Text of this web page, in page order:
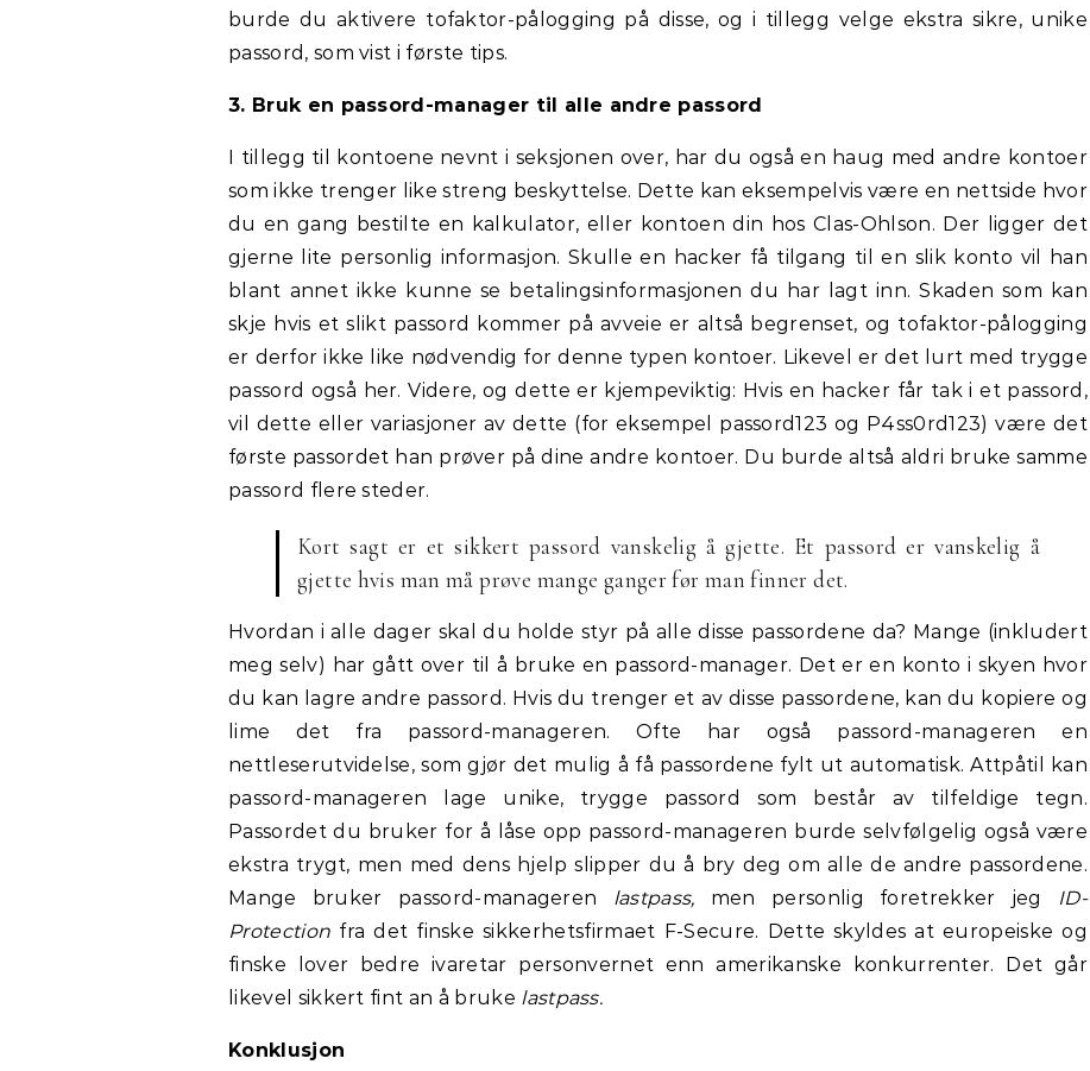
burde du aktivere tofaktor-pålogging på disse, og i tillegg velge ekstra sikre, unike
passord, som vist i første tips.
3. Bruk en passord-manager til alle andre passord
I tillegg til kontoene nevnt i seksjonen over, har du også en haug med andre kontoer
som ikke trenger like streng beskyttelse. Dette kan eksempelvis være en nettside hvor
du en gang bestilte en kalkulator, eller kontoen din hos Clas-Ohlson. Der ligger det
gjerne lite personlig informasjon. Skulle en hacker få tilgang til en slik konto vil han
blant annet ikke kunne se betalingsinformasjonen du har lagt inn. Skaden som kan
skje hvis et slikt passord kommer på avveie er altså begrenset, og tofaktor-pålogging
er derfor ikke like nødvendig for denne typen kontoer. Likevel er det lurt med trygge
passord også her. Videre, og dette er kjempeviktig: Hvis en hacker får tak i et passord,
vil dette eller variasjoner av dette (for eksempel passord123 og P4ss0rd123) være det
første passordet han prøver på dine andre kontoer. Du burde altså aldri bruke samme
passord flere steder.
Kort sagt er et sikkert passord vanskelig å gjette. Et passord er vanskelig å
gjette hvis man må prøve mange ganger før man finner det.
Hvordan i alle dager skal du holde styr på alle disse passordene da? Mange (inkludert
meg selv) har gått over til å bruke en passord-manager. Det er en konto i skyen hvor
du kan lagre andre passord. Hvis du trenger et av disse passordene, kan du kopiere og
lime det fra passord-manageren. Ofte har også passord-manageren en
nettleserutvidelse, som gjør det mulig å få passordene fylt ut automatisk. Attpåtil kan
passord-manageren lage unike, trygge passord som består av tilfeldige tegn.
Passordet du bruker for å låse opp passord-manageren burde selvfølgelig også være
ekstra trygt, men med dens hjelp slipper du å bry deg om alle de andre passordene.
Mange bruker passord-manageren lastpass, men personlig foretrekker jeg
ID-
Protection fra det finske sikkerhetsfirmaet F-Secure. Dette skyldes at europeiske og
finske lover bedre ivaretar personvernet enn amerikanske konkurrenter. Det går
likevel sikkert fint an å bruke lastpass.
Konklusjon